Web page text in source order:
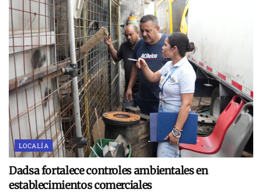
LOCALÍA
Dadsa fortalece controles ambientales en
establecimientos comerciales